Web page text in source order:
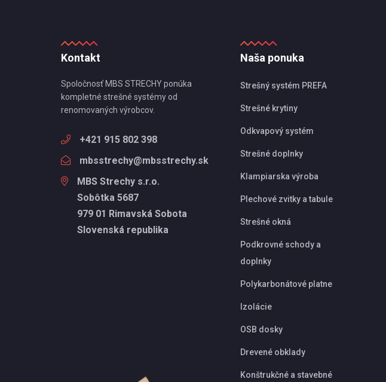
Kontakt
Spoločnosť MBS STRECHY ponúka
kompletné strešné systémy od
renomovaných výrobcov.
+421 915 802 398
mbsstrechy@mbsstrechy.sk
MBS Strechy s.r.o.
Sobôtka 5687
979 01 Rimavská Sobota
Slovenská republika
Naša ponuka
Strešný systém PREFA
Strešné krytiny
Odkvapový systém
Strešné doplnky
Klampiarska výroba
Plechové zvitky a tabule
Strešné okná
Podkrovné schody a
doplnky
Polykarbonátové platne
Izolácie
OSB dosky
Drevené obklady
Konštrukčné a stavebné